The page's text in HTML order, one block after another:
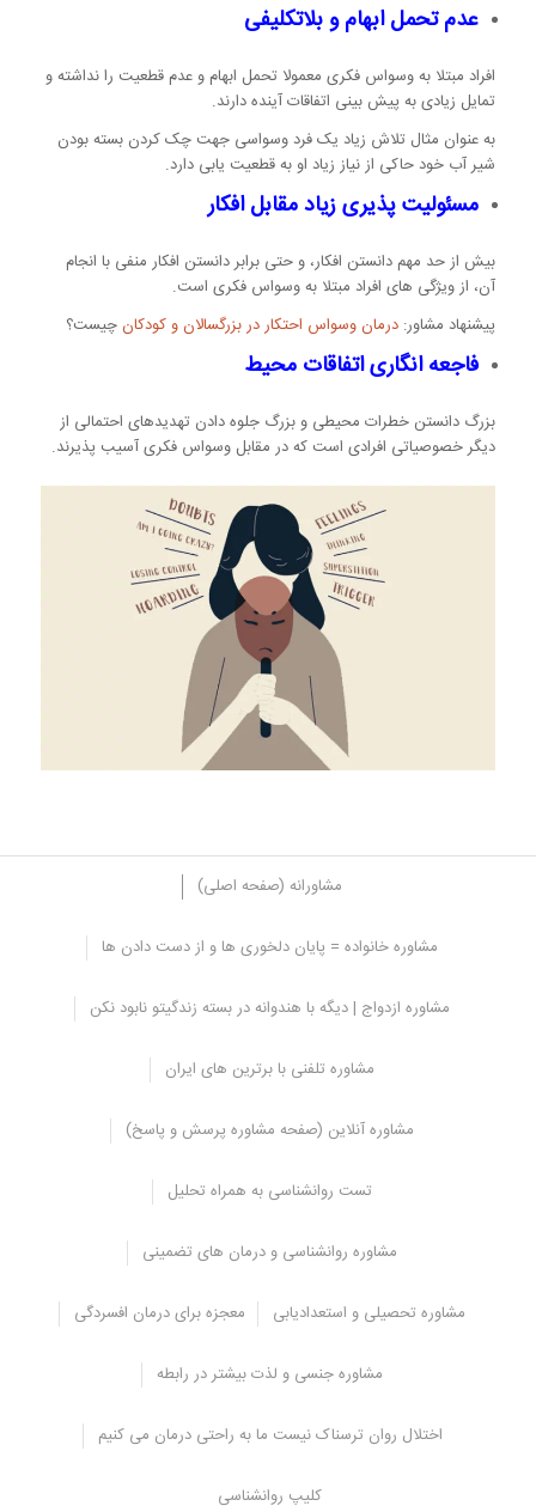
عدم تحمل ابهام و بلاتکلیفی
افراد مبتلا به وسواس فکری معمولا تحمل ابهام و عدم قطعیت را نداشته و
تمایل زیادی به پیش بینی اتفاقات آینده دارند.
به عنوان مثال تلاش زیاد یک فرد وسواسی جهت چک کردن بسته بودن
شیر آب خود حاکی از نیاز زیاد او به قطعیت یابی دارد.
مسئولیت پذیری زیاد مقابل افکار
بیش از حد مهم دانستن افکار، و حتی برابر دانستن افکار منفی با انجام
آن، از ویژگی های افراد مبتلا به وسواس فکری است.
پیشنهاد مشاور: درمان وسواس احتکار در بزرگسالان و کودکانچیست؟
فاجعه انگاری اتفاقات محیط
بزرگ دانستن خطرات محیطی و بزرگ جلوه دادن تهدیدهای احتمالی از
دیگر خصوصیاتی افرادی است که در مقابل وسواس فکری آسیب پذیرند.
مشاورانه (صفحه اصلی)
مشاوره خانواده = پایان دلخوری ها و از دست دادن ها
مشاوره ازدواج | دیگه با هندوانه در بسته زندگیتو نابود نکن
مشاوره تلفنی با برترین های ایران
مشاوره آنلاین (صفحه مشاوره پرسش و پاسخ)
تست روانشناسی به همراه تحلیل
مشاوره روانشناسی و درمان های تضمینی
مشاوره تحصیلی و استعدادیابی معجزه برای درمان افسردگی
مشاوره جنسی و لذت بیشتر در رابطه
اختلال روان ترسناک نیست ما به راحتی درمان می کنیم
کلیپ روانشناسی
روش های درمانی وسواس فکری
خوشبختانه بر اساس تحقیقات مختلف، روش های درمان وسواس فکری
نتایج مثبت و ماندگاری به همراه داشته که در ادامه به برخی از این مدل
های درمانی اشاره می شود:
دارو درمانی
داروهای تجویزی جهت درمان وسواس فکری بسته به تشخیص روانپزشک
و با دوزی معین و تدریجی تجویز می شود.
دارودرمانی در اکثر مواقع درمانی است که همراه با روان درمانی تکمیل
می گردد و گاه بسته به شدت وسواس مقدمه روان درمانی و آماده سازی
کلومی پرامین در درجه اول، فلوکستین، پاروکستین، سرترالین از جمله
تاکید ویژه رفتار درمانی بر اجبارهای رفتاری و آداب و رسوم خاصی است